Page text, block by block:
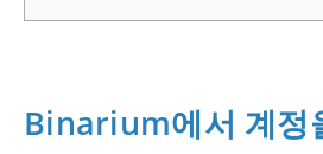
Binarium에서 계정